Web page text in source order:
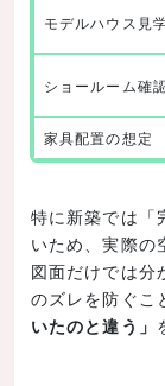
モデルハウス見
ショールーム確
家具配置の想定
特に新築では「
いため、実際の
図面だけでは分
のズレを防ぐこ
いたのと違う」